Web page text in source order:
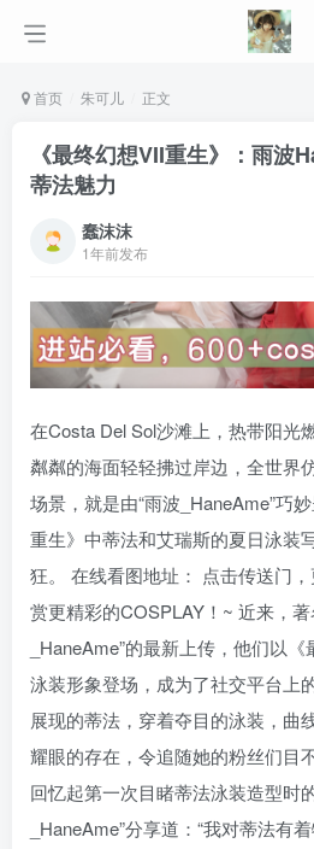
首页 朱可儿 正文
《最终幻想VII重生》：雨波
蒂法魅力
蠢沫沫
1年前发布
在Costa Del Sol沙滩上，热带阳光
粼粼的海面轻轻拂过岸边，全世界
场景，就是由“雨波_HaneAme”巧
重生》中蒂法和艾瑞斯的夏日泳装
狂。 在线看图地址： 点击传送门
赏更精彩的COSPLAY！~ 近来，著
_HaneAme”的最新上传，他们以
泳装形象登场，成为了社交平台上
展现的蒂法，穿着夺目的泳装，曲
耀眼的存在，令追随她的粉丝们目
回忆起第一次目睹蒂法泳装造型时
_HaneAme”分享道：“我对蒂法有